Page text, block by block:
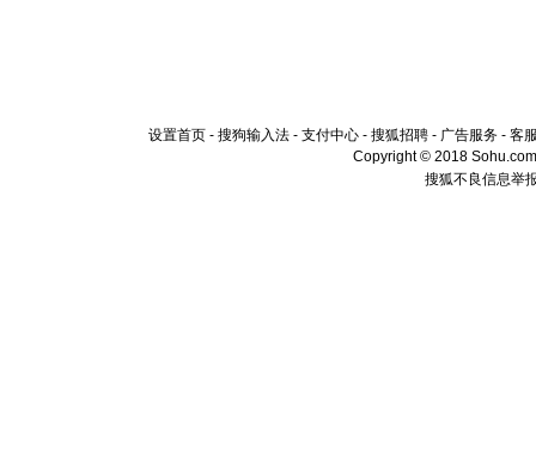
设置首页 - 搜狗输入法 - 支付中心 - 搜狐招聘 - 广告服务 - 客
Copyright © 2018
搜狐不良信息举